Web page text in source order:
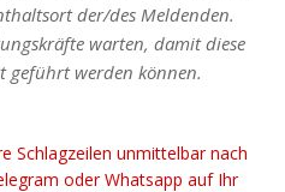
der/des Meldenden.
warten, damit diese
geführt werden können.
Schlagzeilen unmittelbar nach
oder Whatsapp auf Ihr